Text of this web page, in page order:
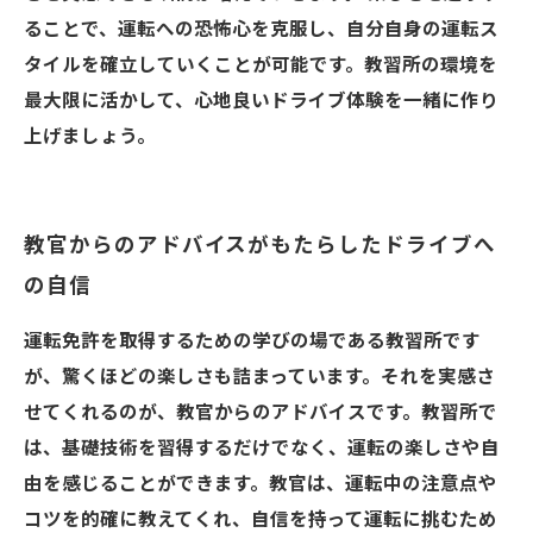
ることで、運転への恐怖心を克服し、自分自身の運転ス
タイルを確立していくことが可能です。教習所の環境を
最大限に活かして、心地良いドライブ体験を一緒に作り
上げましょう。
教官からのアドバイスがもたらしたドライブへ
の自信
運転免許を取得するための学びの場である教習所です
が、驚くほどの楽しさも詰まっています。それを実感さ
せてくれるのが、教官からのアドバイスです。教習所で
は、基礎技術を習得するだけでなく、運転の楽しさや自
由を感じることができます。教官は、運転中の注意点や
コツを的確に教えてくれ、自信を持って運転に挑むため